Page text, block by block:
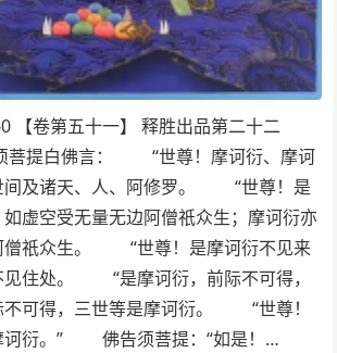
【卷第五十一】 释胜出品第二十二
提白佛言： “世尊！摩诃衍、摩诃
间及诸天、人、阿修罗。 “世尊！是
虚空受无量无边阿僧祇众生；摩诃衍亦
僧祇众生。 “世尊！是摩诃衍不见来
见住处。 “是摩诃衍，前际不可得，
不可得，三世等是摩诃衍。 “世尊！
诃衍。” 佛告须菩提：“如是！…